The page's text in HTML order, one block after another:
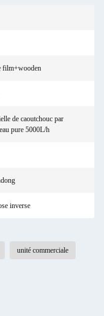
film+wooden
de caoutchouc par
pure 5000L/h
inverse
unité commerciale